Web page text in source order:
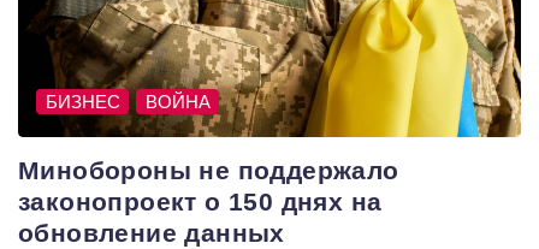
БИЗНЕС ВОЙНА
Минобороны не поддержало
законопроект о 150 днях на
обновление данных